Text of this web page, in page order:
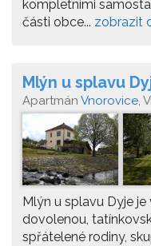
kompletními
části obce... zobrazit
Mlýn u splavu
Apartmán Vnorovice,
Mlýn u splavu Dyje
dovolenou,
spřátelené rodiny,